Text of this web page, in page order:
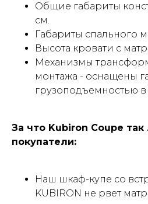
Общие габариты
см.
Габариты спального
Высота кровати с
Механизмы
монтажа - оснащены
грузоподъемностью
За что Kubiron Coupe
покупатели:
Наш шкаф-купе со
KUBIRON не рвет